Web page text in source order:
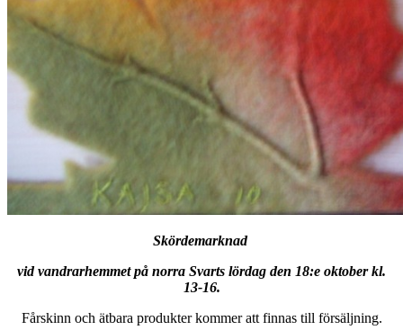
Skördemarknad
vid vandrarhemmet på norra Svarts lördag den 18:e oktober kl.
13-16.
Fårskinn och ätbara produkter kommer att finnas till försäljning.